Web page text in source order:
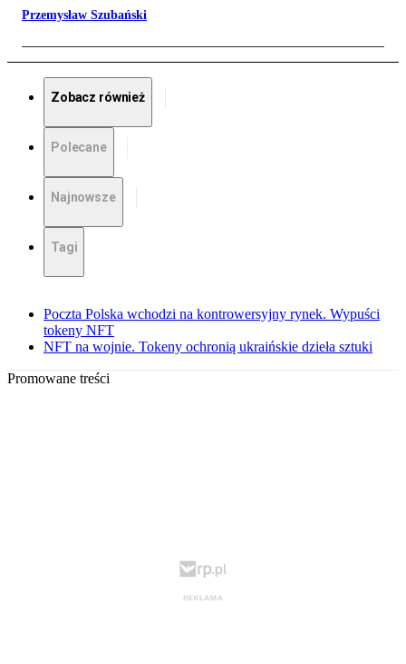
Przemysław Szubański
Zobacz również
Polecane
Najnowsze
Tagi
Poczta Polska wchodzi na kontrowersyjny rynek. Wypuści
tokeny NFT
NFT na wojnie. Tokeny ochronią ukraińskie dzieła sztuki
Promowane treści